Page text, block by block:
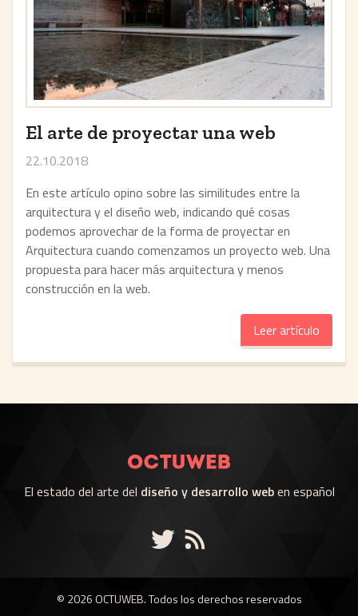
El arte de proyectar una web
22.10.2018
En este artículo opino sobre las similitudes entre la
arquitectura y el diseño web, indicando qué cosas
podemos aprovechar de la forma de proyectar en
Arquitectura cuando comenzamos un proyecto web. Una
propuesta para hacer más arquitectura y menos
construcción en la web.
Leer artículo
El estado del arte del diseño y desarrollo weben español
© 2026 OCTUWEB. Todos los derechos reservados